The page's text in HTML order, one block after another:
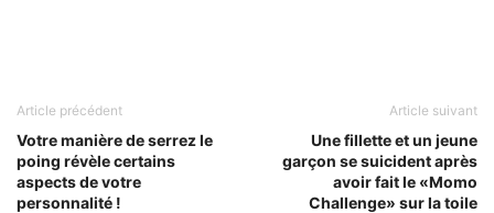
Article précédent
Votre manière de serrez le
poing révèle certains
aspects de votre
personnalité !
Article suivant
Une fillette et un jeune
garçon se suicident après
avoir fait le «Momo
Challenge» sur la toile